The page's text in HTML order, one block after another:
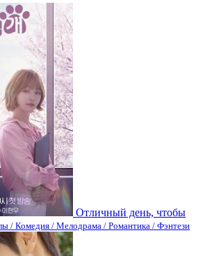
Отличный день, чтобы
/ Комедия / Мелодрама / Романтика / Фэнтези